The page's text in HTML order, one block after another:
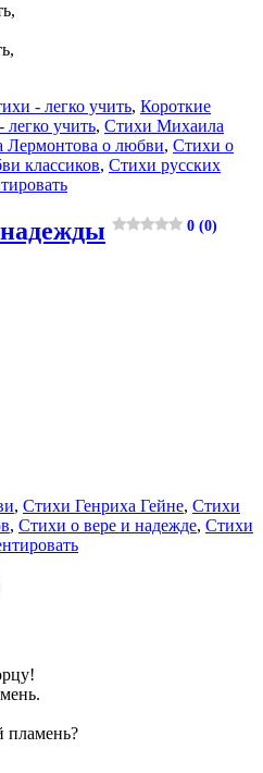
- легко учить, Короткие
учить, Стихи Михаила
о любви, Стихи о
классиков, Стихи русских
0 (0)
, Стихи Генриха Гейне, Стихи
, Стихи о вере и надежде, Стихи
пламень?